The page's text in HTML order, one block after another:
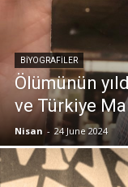
BIYOGRAFILER
Ölümünün
ve Türkiye
Nisan - 24 June 2024